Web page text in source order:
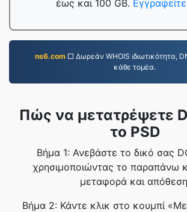
έως και 100 GB.
ns6.com □ Δωρεάν WHOIS ιδιωτικότητα,
κάθε τομέα.
Πώς να μετατρέψετε
το PSD
Βήμα 1: Ανεβάστε το δικό σας
χρησιμοποιώντας το παραπάνω
μεταφορά και
Βήμα 2: Κάντε κλικ στο κουμπί